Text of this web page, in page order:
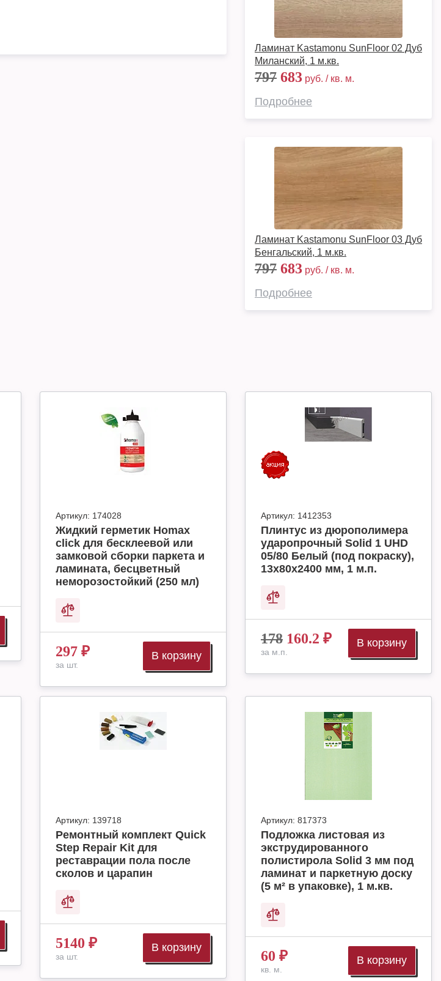
Ламинат Kastamonu SunFloor 02 Дуб
Миланский, 1 м.кв.
797 683 руб. / кв. м.
Подробнее
Ламинат Kastamonu SunFloor 03 Дуб
Бенгальский, 1 м.кв.
797 683 руб. / кв. м.
Подробнее
Артикул: 174028
Жидкий герметик Homax
click для бесклеевой или
замковой сборки паркета и
ламината, бесцветный
неморозостойкий (250 мл)
297 ₽
за шт.
В корзину
Артикул: 1412353
Плинтус из дюрополимера
ударопрочный Solid 1 UHD
05/80 Белый (под покраску),
13х80х2400 мм, 1 м.п.
178 160.2 ₽
за м.п.
В корзину
Артикул: 139718
Ремонтный комплект Quick
Step Repair Kit для
реставрации пола после
сколов и царапин
5140 ₽
за шт.
В корзину
Артикул: 817373
Подложка листовая из
экструдированного
полистирола Solid 3 мм под
ламинат и паркетную доску
(5 м² в упаковке), 1 м.кв.
60 ₽
кв. м.
В корзину